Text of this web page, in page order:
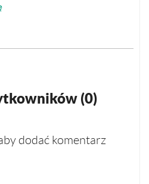
(0)
dodać komentarz